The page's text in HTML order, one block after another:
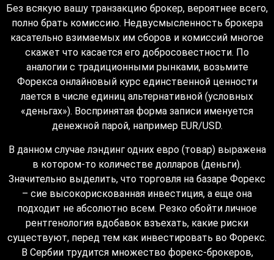
Без всякую вашу транзакцию брокер, вероятнее всего,
полно брать комиссию. Недвусмысленность брокера
касательно взимаемых им сборов и комиссий многое
скажет что касается его добросовестности. По
аналогии с традиционными рынками, возьмите
Форекса онлайновый курс единственной ценности
лается в числе единиц альтернативной (условных
«деньгах»). Воспринятая форма записи именуется
денежной парой, например EUR/USD.
В данном случае лэндинг одних евро (товар) выражена
в котором-то количестве долларов (деньги).
Значительно выделить, что торговля на базаре Форекс
– сие высокорискованная инвестиция, а еще она
подходит не абсолютно всем. Резко обойти личное
рентгенология вдобавок взъехать, какие риски
существуют, перед тем как инвестировать во Форекс.
В Сербии трудится множество форекс-брокеров,